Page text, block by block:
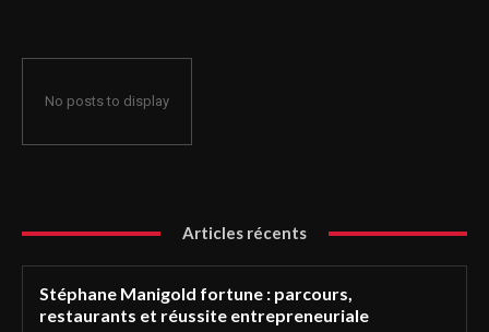
No posts to display
Articles récents
Stéphane Manigold fortune : parcours,
restaurants et réussite entrepreneuriale